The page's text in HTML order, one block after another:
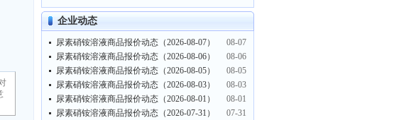
企业动态
尿素硝铵溶液商品报价动态（2026-08-07）
08-07
尿素硝铵溶液商品报价动态（2026-08-06）
08-06
尿素硝铵溶液商品报价动态（2026-08-05）
08-05
尿素硝铵溶液商品报价动态（2026-08-03）
08-03
尿素硝铵溶液商品报价动态（2026-08-01）
08-01
尿素硝铵溶液商品报价动态（2026-07-31）
07-31